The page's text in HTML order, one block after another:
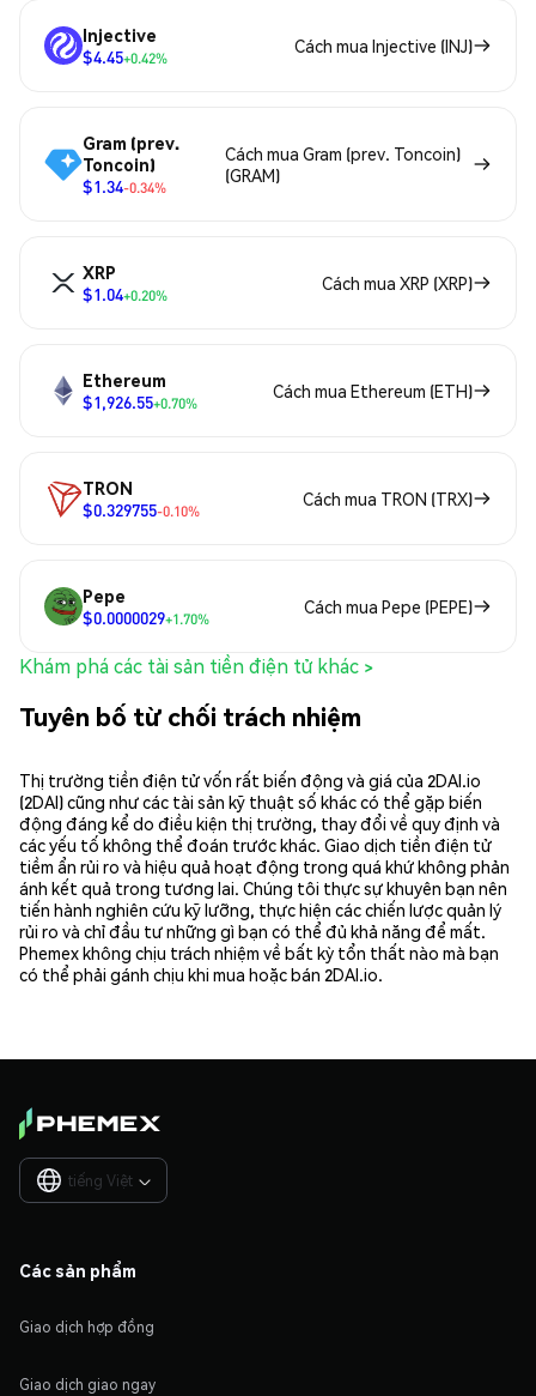
Injective
$4.45+0.42%
Cách mua Injective (INJ)
Gram (prev.
Toncoin)
$1.34-0.34%
Cách mua Gram (prev. Toncoin)
(GRAM)
XRP
$1.04+0.20%
Cách mua XRP (XRP)
Ethereum
$1,926.55+0.70%
Cách mua Ethereum (ETH)
TRON
$0.329755-0.10%
Cách mua TRON (TRX)
Pepe
$0.0000029+1.70%
Cách mua Pepe (PEPE)
Khám phá các tài sản tiền điện tử khác >
Tuyên bố từ chối trách nhiệm
Thị trường tiền điện tử vốn rất biến động và giá của 2DAI.io
(2DAI) cũng như các tài sản kỹ thuật số khác có thể gặp biến
động đáng kể do điều kiện thị trường, thay đổi về quy định và
các yếu tố không thể đoán trước khác. Giao dịch tiền điện tử
tiềm ẩn rủi ro và hiệu quả hoạt động trong quá khứ không phản
ánh kết quả trong tương lai. Chúng tôi thực sự khuyên bạn nên
tiến hành nghiên cứu kỹ lưỡng, thực hiện các chiến lược quản lý
rủi ro và chỉ đầu tư những gì bạn có thể đủ khả năng để mất.
Phemex không chịu trách nhiệm về bất kỳ tổn thất nào mà bạn
có thể phải gánh chịu khi mua hoặc bán 2DAI.io.
tiếng Việt 
Các sản phẩm
Giao dịch hợp đồng
Giao dịch giao ngay